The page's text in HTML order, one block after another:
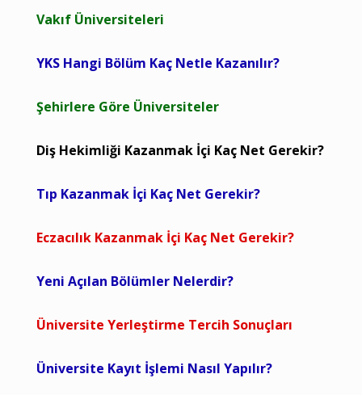
Vakıf Üniversiteleri
YKS Hangi Bölüm Kaç Netle Kazanılır?
Şehirlere Göre Üniversiteler
Diş Hekimliği Kazanmak İçi Kaç Net Gerekir?
Tıp Kazanmak İçi Kaç Net Gerekir?
Eczacılık Kazanmak İçi Kaç Net Gerekir?
Yeni Açılan Bölümler Nelerdir?
Üniversite Yerleştirme Tercih Sonuçları
Üniversite Kayıt İşlemi Nasıl Yapılır?